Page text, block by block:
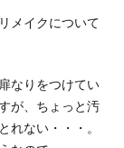
メイクについて
なりをつけてい
が、ちょっと汚
れない・・・。